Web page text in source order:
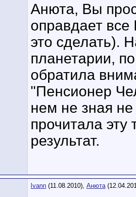
Анюта, Вы
оправдает
это сделать).
планетарии,
обратила
"Пенсионер
нем не зная
прочитала эту
результат.
Ivann (11.08.2010), Анюта